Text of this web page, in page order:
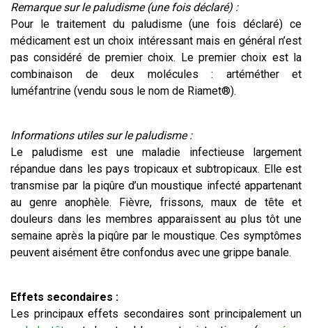
Remarque sur le paludisme (une fois déclaré) :
Pour le traitement du paludisme (une fois déclaré) ce
médicament est un choix intéressant mais en général n’est
pas considéré de premier choix. Le premier choix est la
combinaison de deux molécules : artéméther et
luméfantrine (vendu sous le nom de Riamet®).
Informations utiles sur le paludisme :
Le paludisme est une maladie infectieuse largement
répandue dans les pays tropicaux et subtropicaux. Elle est
transmise par la piqûre d’un moustique infecté appartenant
au genre anophèle. Fièvre, frissons, maux de tête et
douleurs dans les membres apparaissent au plus tôt une
semaine après la piqûre par le moustique. Ces symptômes
peuvent aisément être confondus avec une grippe banale.
Effets secondaires :
Les principaux effets secondaires sont principalement un